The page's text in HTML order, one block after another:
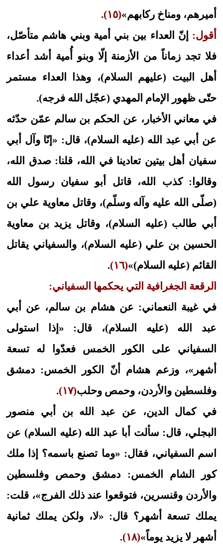
أميرهم، ومناخ ركابهم»(١٥)
.
أقول: إنّ العداء بين بني أمية وبني هاشم متأصّل،
فلا تجد زماناً من الأزمنة إلّا وبنو أُمية أشد أعداء
أهل البيت (عليهم السلام)، وهذا العداء مستمر
حتّى ظهور الإمام المهدي (عجّل الله فرجه).
في معاني الأخبار، عن الحكم بن سالم عمّن حدّثه
عن أبي عبد الله (عليه السلام)، قال: «إنّا وآل أبي
سفيان أهل بيتين تعادينا في الله، قلنا: صدق الله،
وقالوا: كذب الله، قاتل أبو سفيان رسول الله
(صلّى الله عليه وآله وسلّم)، وقاتل معاوية علي بن
أبي طالب (عليه السلام)، وقاتل يزيد بن معاوية
الحسين بن علي (عليه السلام)، والسفياني يقاتل
القائم (عليه السلام)»(١٦)
.
الرقعة الجغرافية التي يحكمها السفياني:
في غيبة النعماني: عن هشام بن سالم، عن أبي
عبد الله (عليه السلام)، قال: «إذا استولى
السفياني على الكور الخمس فعدّوا له تسعة
أشهر»، وزعم هشام أنّ الكور الخمس: دمشق
وفلسطين والأردن، وحمص وحلب(١٧)
.
في كمال الدين، عن عبد الله بن أبي منصور
البجلي، قال: سألت أبا عبد الله (عليه السلام) عن
اسم السفياني، فقال: «وما تصنع باسمه؟ إذا ملك
كور الشام الخمس: دمشق وحمص وفلسطين
والأردن وقنسرين، فتوقعوا عند ذلك الفرج»، قلت:
يملك تسعة أشهر؟ قال: «لا، ولكن يملك ثمانية
أشهر لا يزيد يوماً»(١٨) .